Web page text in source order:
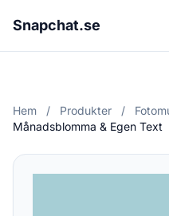
Snapchat.se
Hem / Produkter /
Månadsblomma & Egen Text